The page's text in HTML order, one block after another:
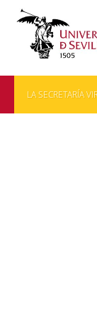
LA SECRETARÍA